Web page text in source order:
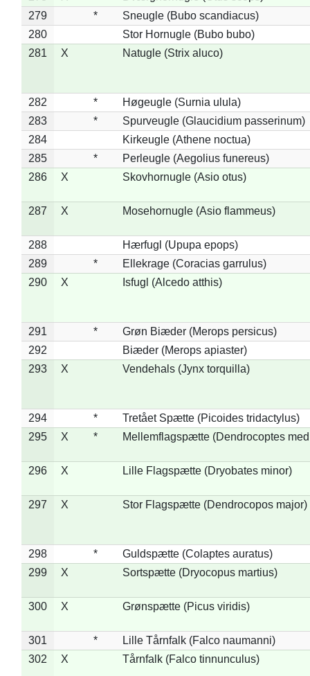
279
*
Sneugle (Bubo scandiacus)
280
Stor Hornugle (Bubo bubo)
281
X Natugle (Strix aluco)
282 *
Høgeugle (Surnia ulula)
283
*
Spurveugle (Glaucidium passerinum)
284
Kirkeugle (Athene noctua)
285
*
Perleugle (Aegolius funereus)
286
X Skovhornugle (Asio otus)
287 X Mosehornugle (Asio flammeus)
288
Hærfugl (Upupa epops)
289
*
Ellekrage (Coracias garrulus)
290
X Isfugl (Alcedo atthis)
291 *
Grøn Biæder (Merops persicus)
292
Biæder (Merops apiaster)
293
X Vendehals (Jynx torquilla)
294 *
Tretået Spætte (Picoides tridactylus)
295
X * Mellemflagspætte (Dendrocoptes
296 X Lille Flagspætte (Dryobates minor)
297 X Stor Flagspætte (Dendrocopos major)
298 *
Guldspætte (Colaptes auratus)
299
X Sortspætte (Dryocopus martius)
300 X Grønspætte (Picus viridis)
301 *
Lille Tårnfalk (Falco naumanni)
302
X Tårnfalk (Falco tinnunculus)